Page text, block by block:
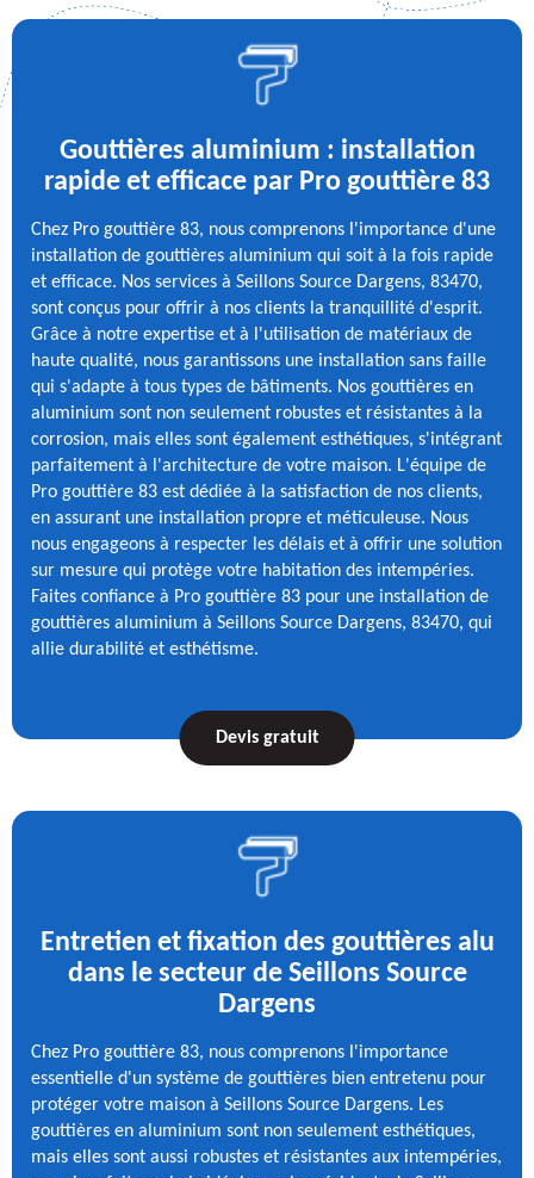
Gouttières aluminium : installation
rapide et efficace par Pro gouttière 83
Chez Pro gouttière 83, nous comprenons l'importance d'une
installation de gouttières aluminium qui soit à la fois rapide
et efficace. Nos services à Seillons Source Dargens, 83470,
sont conçus pour offrir à nos clients la tranquillité d'esprit.
Grâce à notre expertise et à l'utilisation de matériaux de
haute qualité, nous garantissons une installation sans faille
qui s'adapte à tous types de bâtiments. Nos gouttières en
aluminium sont non seulement robustes et résistantes à la
corrosion, mais elles sont également esthétiques, s'intégrant
parfaitement à l'architecture de votre maison. L'équipe de
Pro gouttière 83 est dédiée à la satisfaction de nos clients,
en assurant une installation propre et méticuleuse. Nous
nous engageons à respecter les délais et à offrir une solution
sur mesure qui protège votre habitation des intempéries.
Faites confiance à Pro gouttière 83 pour une installation de
gouttières aluminium à Seillons Source Dargens, 83470, qui
allie durabilité et esthétisme.
Devis gratuit
Entretien et fixation des gouttières alu
dans le secteur de Seillons Source
Dargens
Chez Pro gouttière 83, nous comprenons l'importance
essentielle d'un système de gouttières bien entretenu pour
protéger votre maison à Seillons Source Dargens. Les
gouttières en aluminium sont non seulement esthétiques,
mais elles sont aussi robustes et résistantes aux intempéries,